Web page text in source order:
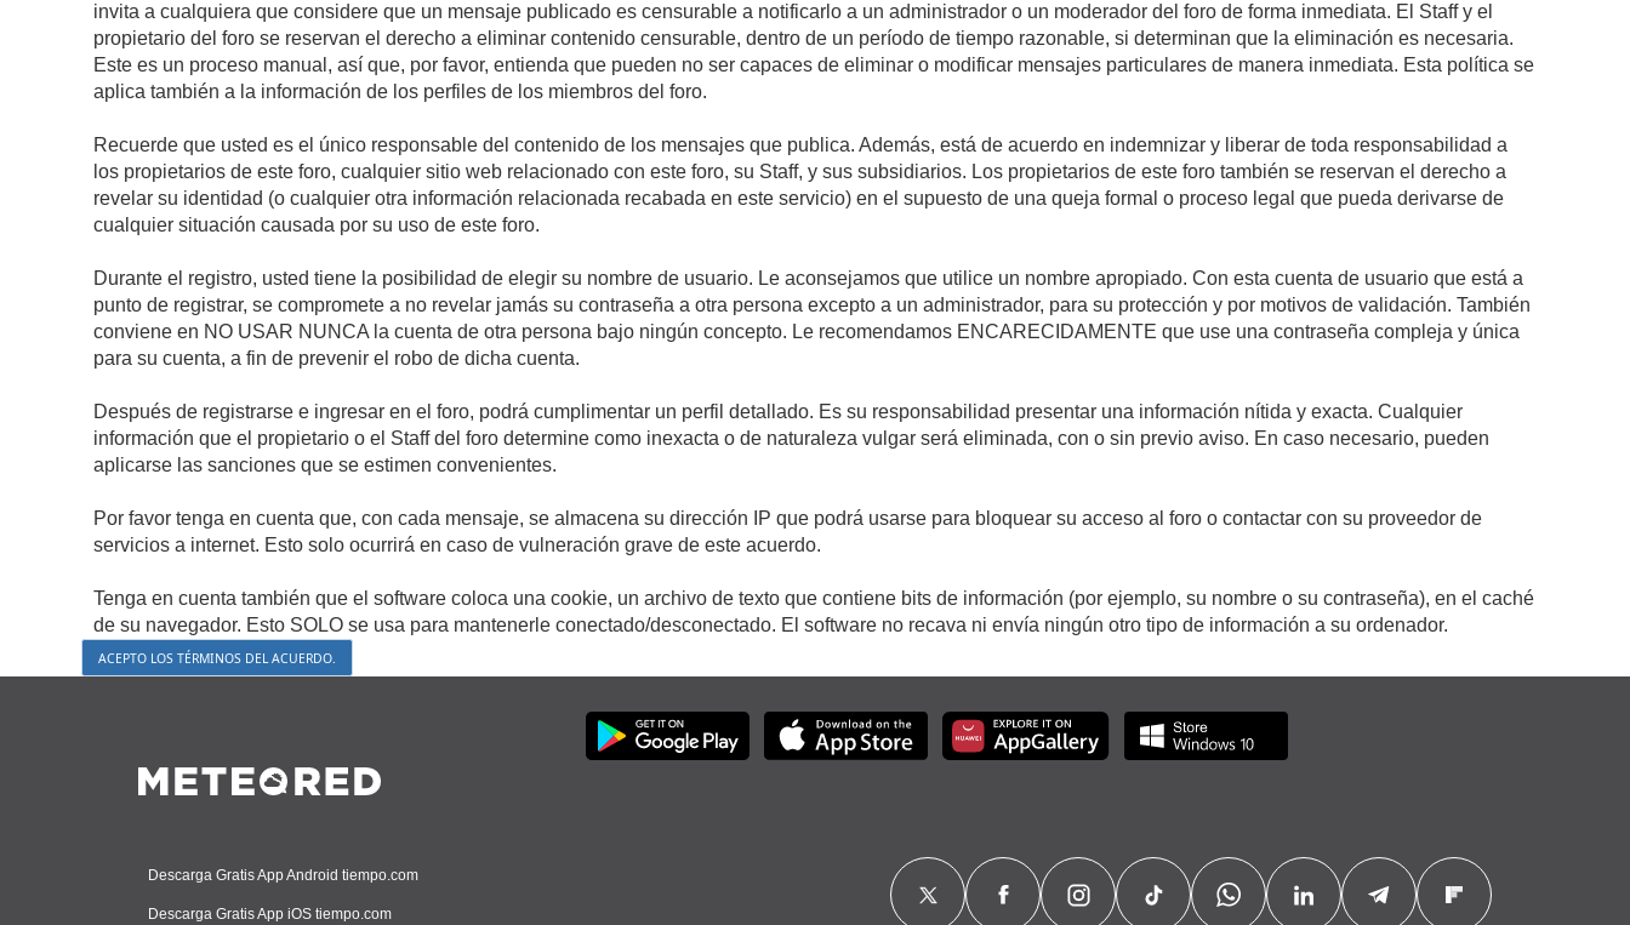
invita a cualquiera que considere que un mensaje publicado es censurable a notificarlo a un administrador o un moderador del foro de forma inmediata. El Staff y el
propietario del foro se reservan el derecho a eliminar contenido censurable, dentro de un período de tiempo razonable, si determinan que la eliminación es necesaria.
Este es un proceso manual, así que, por favor, entienda que pueden no ser capaces de eliminar o modificar mensajes particulares de manera inmediata. Esta política se
aplica también a la información de los perfiles de los miembros del foro.
Recuerde que usted es el único responsable del contenido de los mensajes que publica. Además, está de acuerdo en indemnizar y liberar de toda responsabilidad a
los propietarios de este foro, cualquier sitio web relacionado con este foro, su Staff, y sus subsidiarios. Los propietarios de este foro también se reservan el derecho a
revelar su identidad (o cualquier otra información relacionada recabada en este servicio) en el supuesto de una queja formal o proceso legal que pueda derivarse de
cualquier situación causada por su uso de este foro.
Durante el registro, usted tiene la posibilidad de elegir su nombre de usuario. Le aconsejamos que utilice un nombre apropiado. Con esta cuenta de usuario que está a
punto de registrar, se compromete a no revelar jamás su contraseña a otra persona excepto a un administrador, para su protección y por motivos de validación. También
conviene en NO USAR NUNCA la cuenta de otra persona bajo ningún concepto. Le recomendamos ENCARECIDAMENTE que use una contraseña compleja y única
para su cuenta, a fin de prevenir el robo de dicha cuenta.
Después de registrarse e ingresar en el foro, podrá cumplimentar un perfil detallado. Es su responsabilidad presentar una información nítida y exacta. Cualquier
información que el propietario o el Staff del foro determine como inexacta o de naturaleza vulgar será eliminada, con o sin previo aviso. En caso necesario, pueden
aplicarse las sanciones que se estimen convenientes.
Por favor tenga en cuenta que, con cada mensaje, se almacena su dirección IP que podrá usarse para bloquear su acceso al foro o contactar con su proveedor de
servicios a internet. Esto solo ocurrirá en caso de vulneración grave de este acuerdo.
Tenga en cuenta también que el software coloca una cookie, un archivo de texto que contiene bits de información (por ejemplo, su nombre o su contraseña), en el caché
de su navegador. Esto SOLO se usa para mantenerle conectado/desconectado. El software no recava ni envía ningún otro tipo de información a su ordenador.
Descarga Gratis App Android tiempo.com
Descarga Gratis App iOS tiempo.com